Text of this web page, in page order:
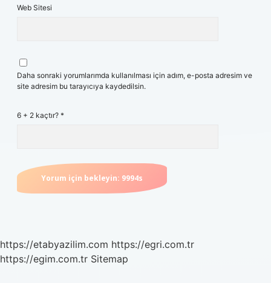
Web Sitesi
Daha sonraki yorumlarımda kullanılması için adım, e-posta adresim ve
site adresim bu tarayıcıya kaydedilsin.
6 + 2 kaçtır? *
https://etabyazilim.com https://egri.com.tr
https://egim.com.tr Sitemap